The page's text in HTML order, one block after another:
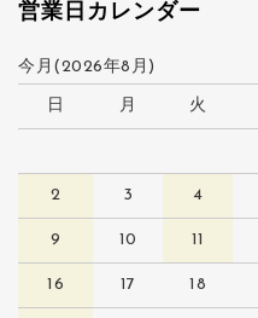
営業日カレンダー
今月(2026年8月)
日 月 火
2 3 4
9 10 11
16 17 18